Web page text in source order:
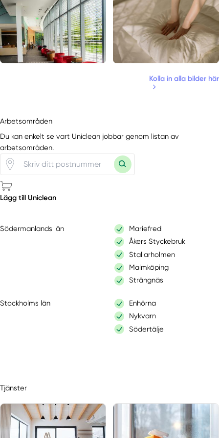
Kolla in alla bilder här
Arbetsområden
Du kan enkelt se vart Uniclean jobbar genom listan av
arbetsområden.
Lägg till Uniclean
Södermanlands län
Mariefred
Åkers Styckebruk
Stallarholmen
Malmköping
Strängnäs
Stockholms län
Enhörna
Nykvarn
Södertälje
Tjänster